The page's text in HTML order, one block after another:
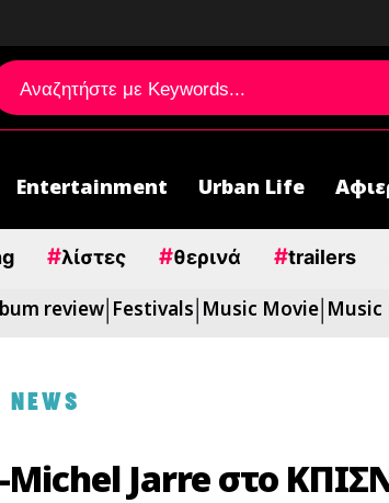
Entertainment Urban Life
#λίστες #θερινά #trailers
review Festivals Music Movie Music
Michel Jarre στο